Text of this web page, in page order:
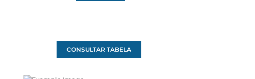
CONSULTAR TABELA